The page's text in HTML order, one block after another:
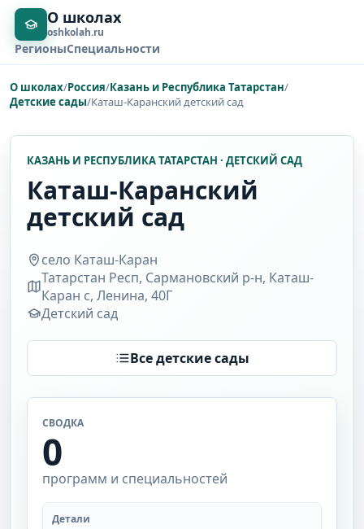
О школах
oshkolah.ru
РегионыСпециальности
О школах/Россия/Казань и Республика Татарстан/
Детские сады/Каташ-Каранский детский сад
КАЗАНЬ И РЕСПУБЛИКА ТАТАРСТАН · ДЕТСКИЙ САД
Каташ-Каранский
детский сад
село Каташ-Каран
Татарстан Респ, Сармановский р-н, Каташ-
Каран с, Ленина, 40Г
Детский сад
Все детские сады
СВОДКА
0
программ и специальностей
Детали